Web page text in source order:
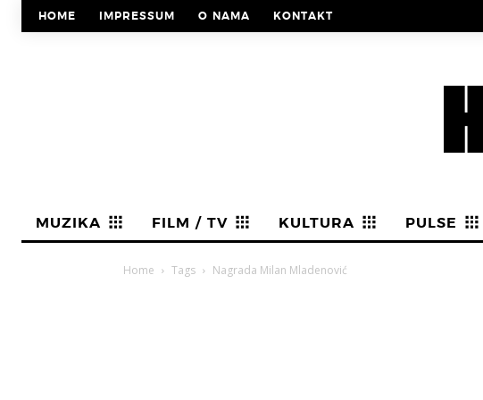
HOME IMPRESSUM O NAMA KONTAKT
MUZIKA FILM / TV KULTURA PULSE
Home Tags Nagrada Milan Mladenović